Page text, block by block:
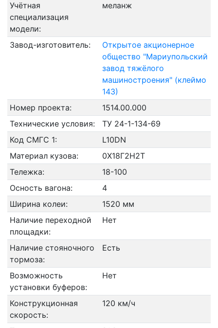
Учётная
специализация
модели:
меланж
Завод-изготовитель:
Открытое акционерное
общество "Мариупольский
завод тяжёлого
машиностроения" (клеймо
143)
Номер проекта:
1514.00.000
Технические условия:
ТУ 24-1-134-69
Код СМГС 1:
L10DN
Материал кузова:
0Х18Г2Н2Т
Тележка:
18-100
Осность вагона:
4
Ширина колеи:
1520 мм
Наличие переходной
площадки:
Нет
Наличие стояночного
тормоза:
Есть
Возможность
установки буферов:
Нет
Конструкционная
скорость:
120 км/ч